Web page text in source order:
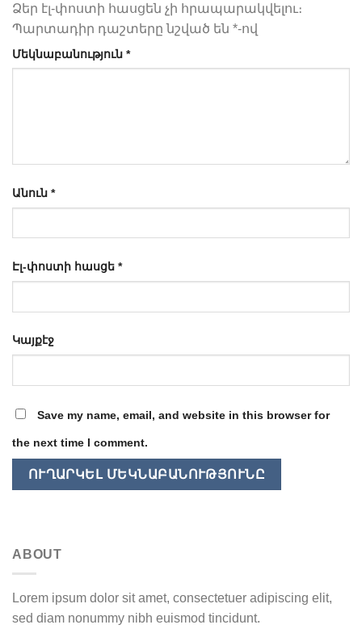
Ձեր էլ-փոստի հասցեն չի հրապարակվելու։
Պարտադիր դաշտերը նշված են *-ով
Մեկնաբանություն *
Անուն *
Էլ-փոստի հասցե *
Կայքէջ
Save my name, email, and website in this browser for
the next time I comment.
ABOUT
Lorem ipsum dolor sit amet, consectetuer adipiscing elit,
sed diam nonummy nibh euismod tincidunt.